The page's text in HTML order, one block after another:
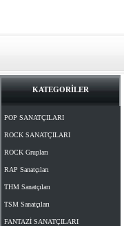
KATEGORİLER
POP SANATÇILARI
ROCK SANATÇILARI
ROCK Grupları
RAP Sanatçıları
THM Sanatçıları
TSM Sanatçıları
FANTAZİ SANATÇILARI